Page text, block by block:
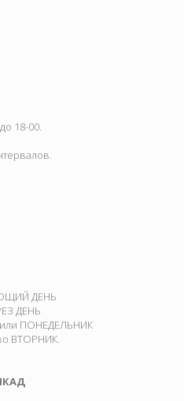
18-00.
ДЕНЬ
ДЕНЬ
или ПОНЕДЕЛЬНИК
ВТОРНИК.